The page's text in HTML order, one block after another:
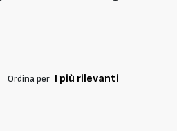
Ordina per